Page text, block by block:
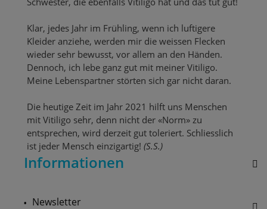
Klar, jedes Jahr im Frühling, wenn ich luftigere
Kleider anziehe, werden mir die weissen Flecken
wieder sehr bewusst, vor allem an den Händen.
Dennoch, ich lebe ganz gut mit meiner Vitiligo.
Meine Lebenspartner störten sich gar nicht daran.
Die heutige Zeit im Jahr 2021 hilft uns Menschen
mit Vitiligo sehr, denn nicht der «Norm» zu
entsprechen, wird derzeit gut toleriert. Schliesslich
ist jeder Mensch einzigartig! (S.S.)
Informationen
Newsletter